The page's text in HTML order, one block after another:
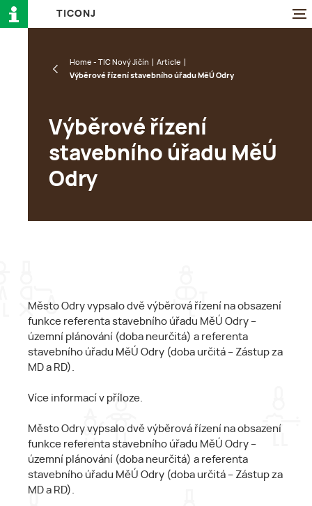
TI CON J
Home - TIC Nový Jičín
Article
Výběrové řízení stavebního úřadu MěÚ Odry
Výběrové řízení
stavebního úřadu MěÚ
Odry
Město Odry vypsalo dvě výběrová řízení na obsazení
funkce referenta stavebního úřadu MěÚ Odry –
územní plánování (doba neurčitá) a referenta
stavebního úřadu MěÚ Odry (doba určitá – Zástup za
MD a RD).
Více informací v příloze.
Město Odry vypsalo dvě výběrová řízení na obsazení
funkce referenta stavebního úřadu MěÚ Odry –
územní plánování (doba neurčitá) a referenta
stavebního úřadu MěÚ Odry (doba určitá – Zástup za
MD a RD).